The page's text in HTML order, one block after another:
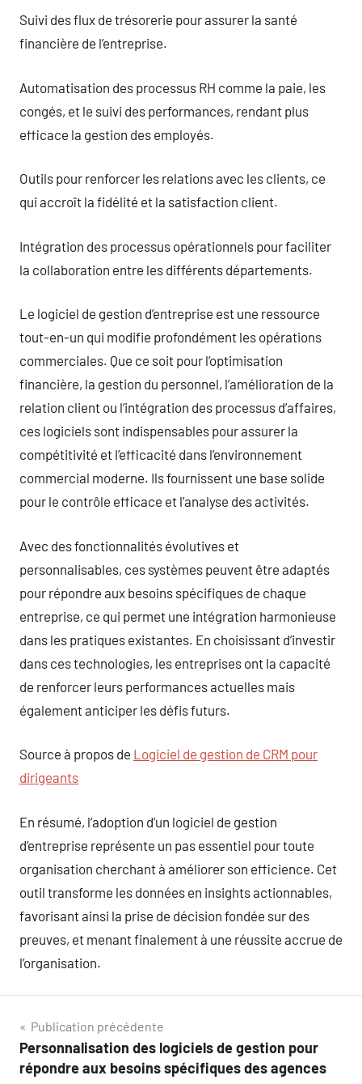
Suivi des flux de trésorerie pour assurer la santé
financière de l’entreprise.
Automatisation des processus RH comme la paie, les
congés, et le suivi des performances, rendant plus
efficace la gestion des employés.
Outils pour renforcer les relations avec les clients, ce
qui accroît la fidélité et la satisfaction client.
Intégration des processus opérationnels pour faciliter
la collaboration entre les différents départements.
Le logiciel de gestion d’entreprise est une ressource
tout-en-un qui modifie profondément les opérations
commerciales. Que ce soit pour l’optimisation
financière, la gestion du personnel, l’amélioration de la
relation client ou l’intégration des processus d’affaires,
ces logiciels sont indispensables pour assurer la
compétitivité et l’efficacité dans l’environnement
commercial moderne. Ils fournissent une base solide
pour le contrôle efficace et l’analyse des activités.
Avec des fonctionnalités évolutives et
personnalisables, ces systèmes peuvent être adaptés
pour répondre aux besoins spécifiques de chaque
entreprise, ce qui permet une intégration harmonieuse
dans les pratiques existantes. En choisissant d’investir
dans ces technologies, les entreprises ont la capacité
de renforcer leurs performances actuelles mais
également anticiper les défis futurs.
Source à propos de Logiciel de gestion de CRM pour
dirigeants
En résumé, l’adoption d’un logiciel de gestion
d’entreprise représente un pas essentiel pour toute
organisation cherchant à améliorer son efficience. Cet
outil transforme les données en insights actionnables,
favorisant ainsi la prise de décision fondée sur des
preuves, et menant finalement à une réussite accrue de
l’organisation.
Navigation
de
Publication précédente
Personnalisation des logiciels de gestion pour
répondre aux besoins spécifiques des agences